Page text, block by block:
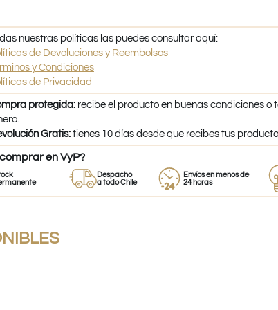
nuestras políticas las puedes consultar aquí:
de Devoluciones y Reembolsos
y Condiciones
de Privacidad
protegida: recibe el producto en buenas condiciones o
Gratis:tienes 10 días desde que recibes tus
en VyP?
Despacho
a todo Chile
Envíos en menos de
24 horas